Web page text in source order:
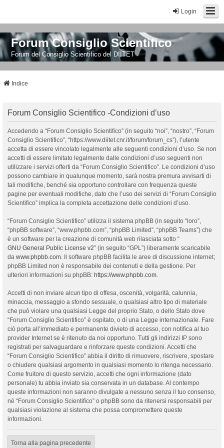
Login
Forum Consiglio Scientifico
Forum del Consiglio Scientifico del DIITET
Indice
Forum Consiglio Scientifico -Condizioni d’uso
Accedendo a “Forum Consiglio Scientifico” (in seguito “noi”, “nostro”, “Forum
Consiglio Scientifico”, “https://www.diitet.cnr.it/forum/forum_cs”), l’utente
accetta di essere vincolato legalmente alle seguenti condizioni d’uso. Se non
accetti di essere limitato legalmente dalle condizioni d’uso seguenti non
utilizzare i servizi offerti da “Forum Consiglio Scientifico”. Le condizioni d’uso
possono cambiare in qualunque momento, sarà nostra premura avvisarti di
tali modifiche, benché sia opportuno controllare con frequenza queste
pagine per eventuali modifiche, dato che l’uso dei servizi di “Forum Consiglio
Scientifico” implica la completa accettazione delle condizioni d’uso.
“Forum Consiglio Scientifico” utilizza il sistema phpBB (in seguito “loro”,
“phpBB software”, “www.phpbb.com”, “phpBB Limited”, “phpBB Teams”) che
è un software per la creazione di comunità web rilasciata sotto “
GNU General Public License v2” (in seguito “GPL”) liberamente scaricabile
da www.phpbb.com. Il software phpBB facilita le aree di discussione internet;
phpBB Limited non è responsabile dei contenuti e della gestione. Per
ulteriori informazioni su phpBB: https://www.phpbb.com.
Accetti di non inviare alcun tipo di offesa, oscenità, volgarità, calunnia,
minaccia, messaggio a sfondo sessuale, o qualsiasi altro tipo di materiale
che può violare una qualsiasi Legge del proprio Stato, o dello Stato dove
“Forum Consiglio Scientifico” è ospitato, o di una Legge internazionale. Fare
ciò porta all’immediato e permanente divieto di accesso, con notifica al tuo
provider Internet se è ritenuto da noi opportuno. Tutti gli indirizzi IP sono
registrati per salvaguardare e rinforzare queste condizioni. Accetti che
“Forum Consiglio Scientifico” abbia il diritto di rimuovere, riscrivere, spostare
o chiudere qualsiasi argomento in qualsiasi momento lo ritenga necessario.
Come fruitore di questo servizio, accetti che ogni informazione (dato
personale) tu abbia inviato sia conservata in un database. Al contempo
queste informazioni non saranno divulgate a nessuno senza il tuo consenso,
né “Forum Consiglio Scientifico” o phpBB sono da ritenersi responsabili per
qualsiasi violazione al sistema che possa compromettere queste
informazioni.
Torna alla pagina precedente